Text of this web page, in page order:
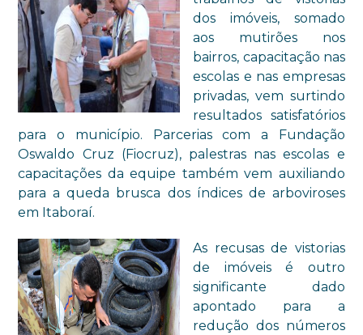
dos imóveis, somado
aos mutirões nos
bairros, capacitação nas
escolas e nas empresas
privadas, vem surtindo
resultados satisfatórios
para o município. Parcerias com a Fundação
Oswaldo Cruz (Fiocruz), palestras nas escolas e
capacitações da equipe também vem auxiliando
para a queda brusca dos índices de arboviroses
em Itaboraí.
As recusas de vistorias
de imóveis é outro
significante dado
apontado para a
redução dos números